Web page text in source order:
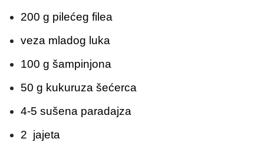
200 g pilećeg filea
veza mladog luka
100 g šampinjona
50 g kukuruza šećerca
4-5 sušena paradajza
2 jajeta